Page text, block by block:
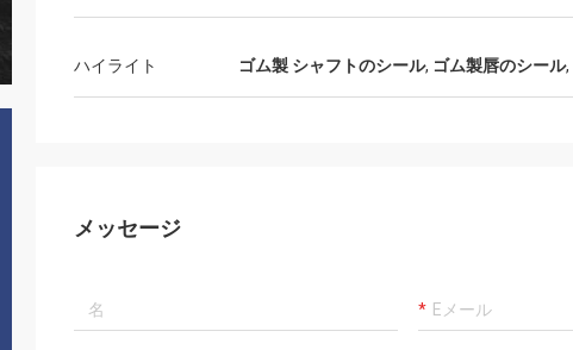
いつも通りまだあります。 速い船積みおよ
推薦します!
ハイライト ゴム製 シャフトのシール, ゴム製唇のシール,
メッセージ